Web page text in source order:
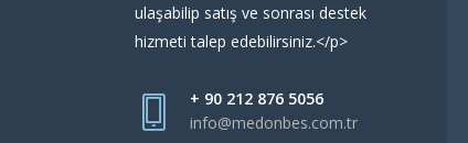
ulaşabilip satış ve sonrası destek
hizmeti talep edebilirsiniz.</p>
+ 90 212 876 5056
info@medonbes.com.tr